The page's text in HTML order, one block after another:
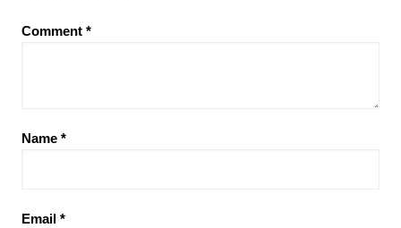
Comment *
Name *
Email *